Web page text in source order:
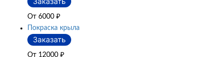
От 6000 ₽
Покраска крыла
От 12000 ₽